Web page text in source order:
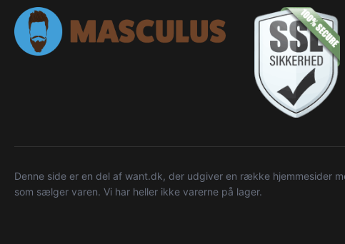
Denne side er en del af want.dk, der udgiver en række hjemmesider
som sælger varen. Vi har heller ikke varerne på lager.